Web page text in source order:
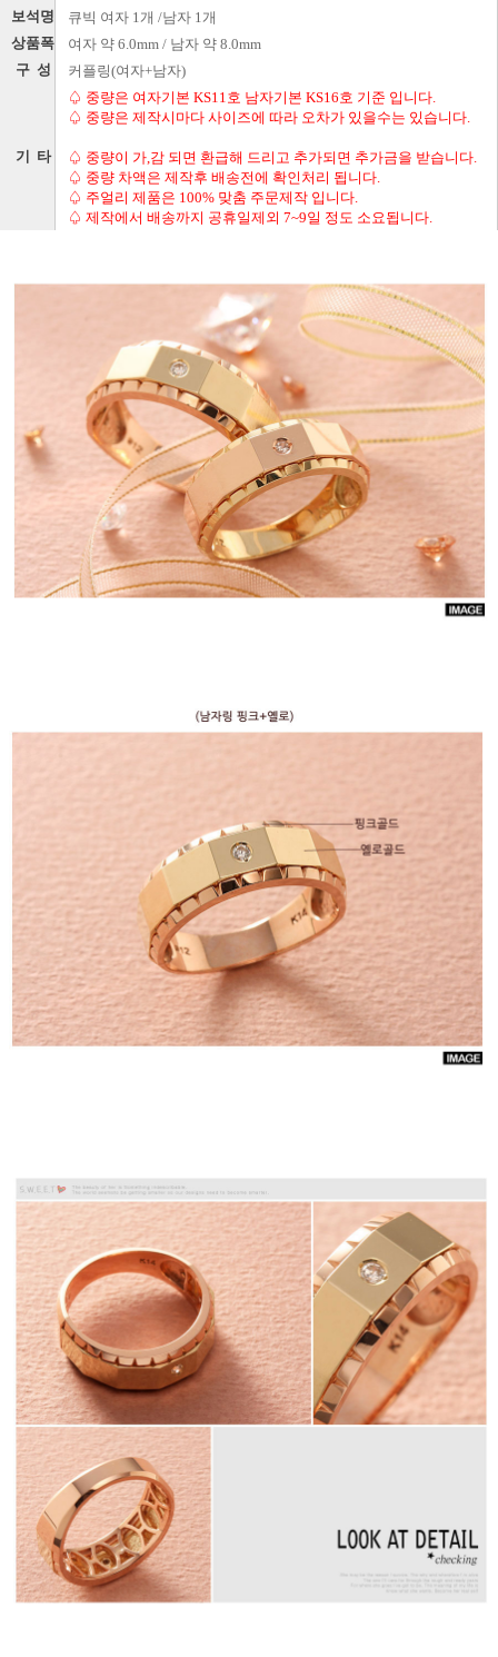
보석명 큐빅 여자 1개 /남자 1개
상품폭 여자 약 6.0mm / 남자 약 8.0mm
구 성 커플링(여자+남자)
기 타
♤ 중량은 여자기본 KS11호 남자기본 KS16호 기준 입니다.
♤ 중량은 제작시마다 사이즈에 따라 오차가 있을수는 있습니다.
♤ 중량이 가,감 되면 환급해 드리고 추가되면 추가금을 받습니다.
♤ 중량 차액은 제작후 배송전에 확인처리 됩니다.
♤ 주얼리 제품은 100% 맞춤 주문제작 입니다.
♤ 제작에서 배송까지 공휴일제외 7~9일 정도 소요됩니다.